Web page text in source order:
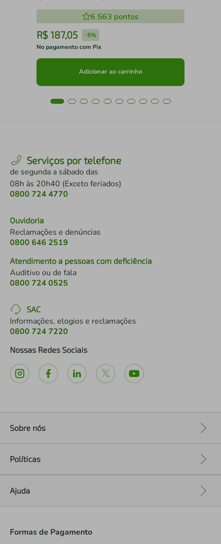
6.563 pontos
R$ 187,05 -5%
No pagamento com Pix
Adicionar ao carrinho
Serviços por telefone
de segunda a sábado das
08h às 20h40 (Exceto feriados)
0800 724 4770
Ouvidoria
Reclamações e denúncias
0800 646 2519
Atendimento a pessoas com deficiência
Auditivo ou de fala
0800 724 0525
SAC
Informações, elogios e reclamações
0800 724 7220
Nossas Redes Sociais
Sobre nós
Políticas
Ajuda
Formas de Pagamento